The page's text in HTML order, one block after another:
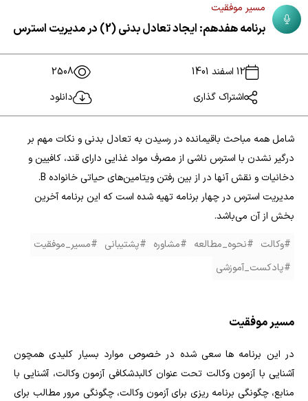
برنامه هفدهم: ایجاد تعادل بدنی (2) در مدیریت استرس
مسیر موفقیت
12 اسفند 1401
2508
اشتراک گذاری
دانلود
شامل همه مباحث باقیمانده در رسیدن به تعادل بدنی و نکات مهم بر
درگیر نشدن با استرس ناشی از مصرف مواد غذایی دارای قند، کافیین و
دخانیات و نقش آنها در از بین رفتن ویتامین‌های حیاتی خانواده B.
مدیریت استرس در چهار برنامه تهیه شده است که این برنامه آخرین
بخش از آن می‌باشد.
#وکالت #نحوه_مطالعه #مشاوره #پشتیبانی #مسیر_موفقیت
#پادکست_آموزشی
مسیر موفقیت
در این برنامه ها سعی شده در خصوص موارد بسیار کلیدی همچون
آشنایی با آزمون وکالت تحت عنوان کالبدشکافی آزمون وکالت، آشنایی با
منابع، چگونگی برنامه ریزی برای آزمون وکالت، چگونگی مرور مطالب برای